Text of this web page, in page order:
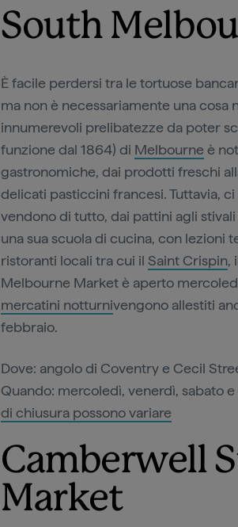
South
È facile perdersi tra le tortuose
ma non è necessariamente una cosa
innumerevoli prelibatezze da poter
funzione dal 1864) di Melbourne è
gastronomiche, dai prodotti freschi
delicati pasticcini francesi. Tuttavia,
vendono di tutto, dai pattini agli
una sua scuola di cucina, con lezioni
ristoranti locali tra cui il Saint Crispin,
Melbourne Market è aperto
mercatini notturnivengono allestiti
febbraio.
Dove: angolo di Coventry e Cecil
Quando: mercoledì, venerdì, sabato
di chiusura possono variare
Camberwell
Market